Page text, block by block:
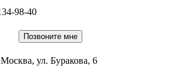
98-40
Позвоните мне
Москва, ул. Буракова, 6